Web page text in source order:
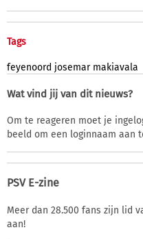
Tags
feyenoord josemar makiavala
Wat vind jij van dit nieuws?
Om te reageren moet je
beeld om een loginnaam aan
PSV E-zine
Meer dan 28.500 fans zijn lid
aan!